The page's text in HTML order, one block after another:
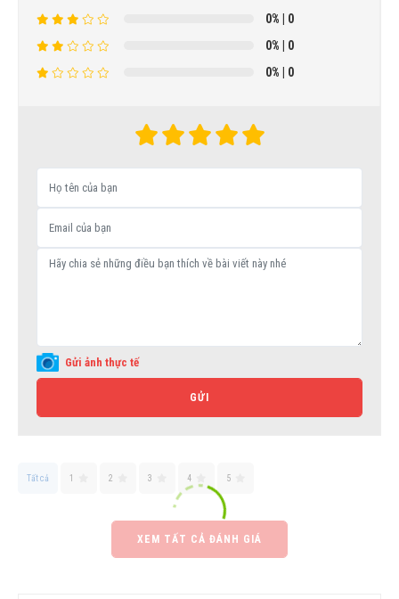
0% | 0
0% | 0
0% | 0
Gửi ảnh thực tế
GỬI
Tất cả 1 2 3 4 5
XEM TẤT CẢ ĐÁNH GIÁ